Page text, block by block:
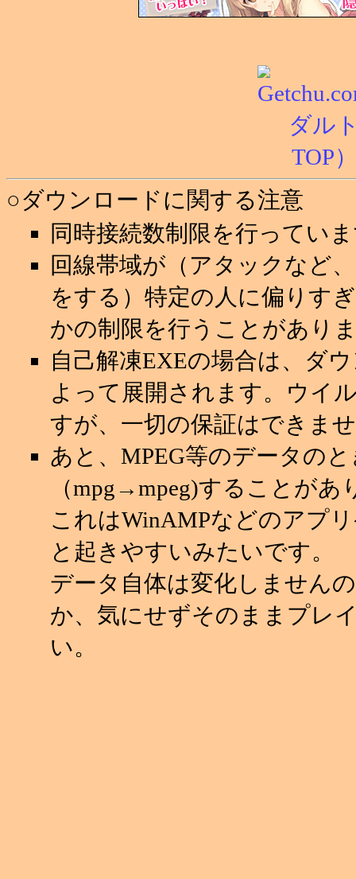
○ダウンロードに関する注意
同時接続数制限を行ってい
回線帯域が（アタックなど
をする）特定の人に偏りす
かの制限を行うことがあり
自己解凍EXEの場合は、ダ
よって展開されます。ウイ
すが、一切の保証はできま
あと、MPEG等のデータの
（mpg→mpeg)することがあ
これはWinAMPなどのアプ
と起きやすいみたいです。
データ自体は変化しません
か、気にせずそのままプレ
い。